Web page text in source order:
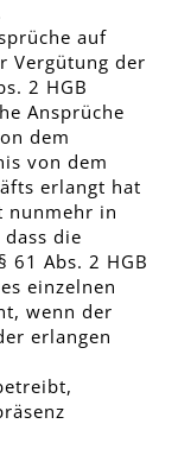
auf
Vergütung der
2 HGB
Ansprüche
dem
von dem
erlangt hat
nunmehr in
die
61 Abs. 2 HGB
einzelnen
wenn der
erlangen